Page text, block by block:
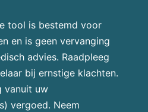
tool is bestemd voor
en is geen vervanging
advies. Raadpleeg
bij ernstige klachten.
vanuit uw
vergoed. Neem